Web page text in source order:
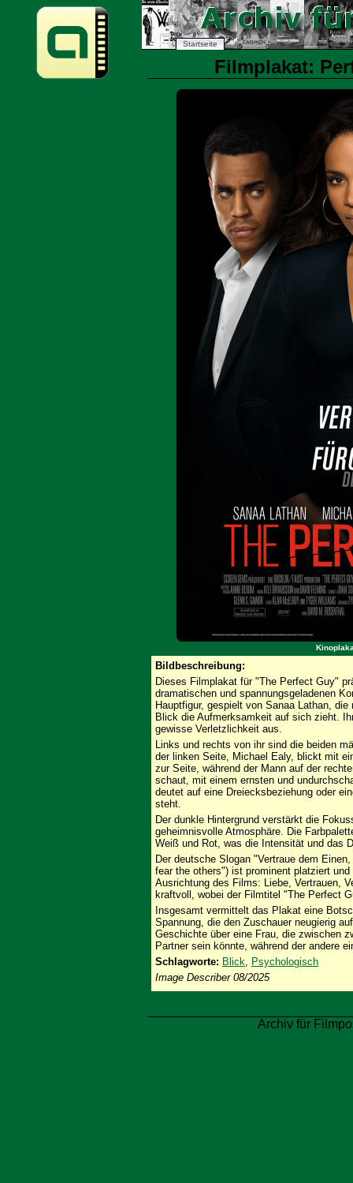
Startseite
Filmplakat:
Bildbeschreibung:
Dieses Filmplakat für "The Perfect Guy"
dramatischen und spannungsgeladenen
Hauptfigur, gespielt von Sanaa Lathan,
Blick die Aufmerksamkeit auf sich zieht.
gewisse Verletzlichkeit aus.
Links und rechts von ihr sind die beiden
der linken Seite, Michael Ealy, blickt mit
zur Seite, während der Mann auf der
schaut, mit einem ernsten und
deutet auf eine Dreiecksbeziehung oder
steht.
Der dunkle Hintergrund verstärkt die
geheimnisvolle Atmosphäre. Die
Weiß und Rot, was die Intensität und das
Der deutsche Slogan "Vertraue dem
fear the others") ist prominent platziert
Ausrichtung des Films: Liebe, Vertrauen,
kraftvoll, wobei der Filmtitel "The Perfect
Insgesamt vermittelt das Plakat eine
Spannung, die den Zuschauer neugierig
Geschichte über eine Frau, die zwischen
Partner sein könnte, während der andere
Schlagworte: Blick, Psychologisch
Image Describer 08/2025
Archiv für